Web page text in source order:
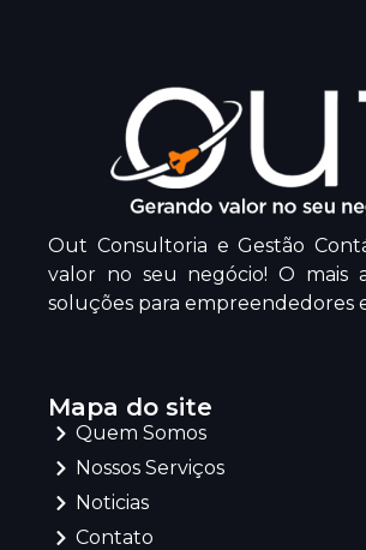
Out Consultoria e Gestão
valor no seu negócio! O mais
soluções para empreendedores
Mapa do site
Quem Somos
Nossos Serviços
Noticias
Contato